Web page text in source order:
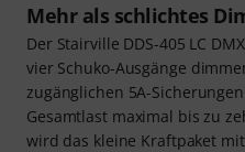
Mehr als schlichtes
Der Stairville DDS-405 LC
vier Schuko-Ausgänge
zugänglichen 5A-
Gesamtlast maximal bis zu
wird das kleine Kraftpaket